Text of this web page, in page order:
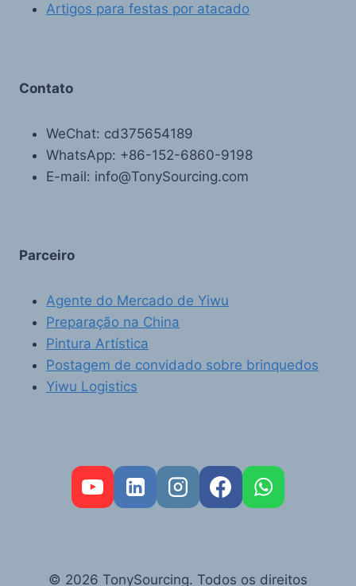
Artigos para festas por atacado
Contato
WeChat: cd375654189
WhatsApp: +86-152-6860-9198
E-mail: info@TonySourcing.com
Parceiro
Agente do Mercado de Yiwu
Preparação na China
Pintura Artística
Postagem de convidado sobre brinquedos
Yiwu Logistics
© 2026 TonySourcing. Todos os direitos